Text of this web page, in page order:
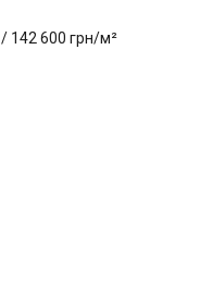
/ 142 600 грн/м²